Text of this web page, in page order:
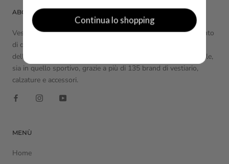
ABOUT VESTIL
Vestil è uno dei punti di riferimento a Torino per l’abbigliamento
di qualità per uomo e donna. Il nostro negozio è all’insegna
dello stile nel vestire, sia nell’abbigliamento elegante e formale,
sia in quello sportivo, grazie a più di 135 brand di vestiario,
calzature e accessori.
MENÙ
Home
Continua lo shopping